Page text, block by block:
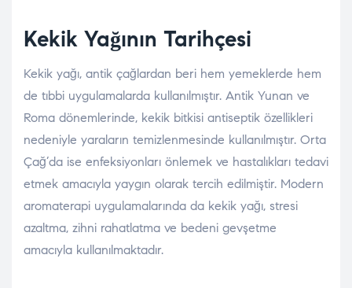
Kekik Yağının Tarihçesi
Kekik yağı, antik çağlardan beri hem yemeklerde hem
de tıbbi uygulamalarda kullanılmıştır. Antik Yunan ve
Roma dönemlerinde, kekik bitkisi antiseptik özellikleri
nedeniyle yaraların temizlenmesinde kullanılmıştır. Orta
Çağ’da ise enfeksiyonları önlemek ve hastalıkları tedavi
etmek amacıyla yaygın olarak tercih edilmiştir. Modern
aromaterapi uygulamalarında da kekik yağı, stresi
azaltma, zihni rahatlatma ve bedeni gevşetme
amacıyla kullanılmaktadır.